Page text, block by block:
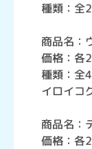
種類：全
商品名：
価格：各
種類：全
イロイコ
商品名：
価格：各